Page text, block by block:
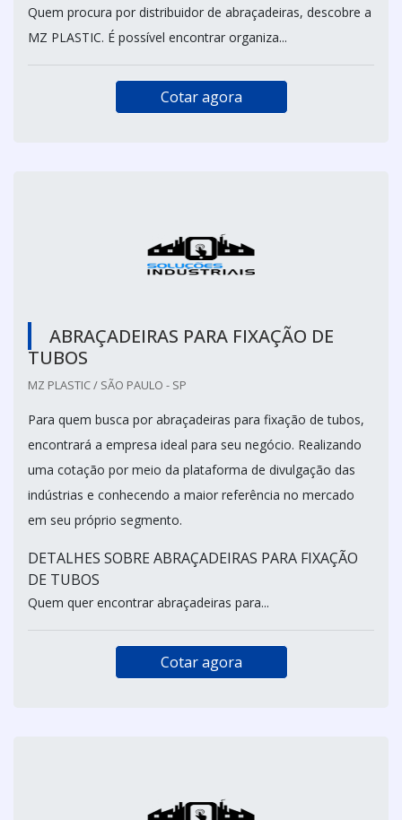
Quem procura por distribuidor de abraçadeiras, descobre a
MZ PLASTIC. É possível encontrar organiza...
Cotar agora
ABRAÇADEIRAS PARA FIXAÇÃO DE
TUBOS
MZ PLASTIC / SÃO PAULO - SP
Para quem busca por abraçadeiras para fixação de tubos,
encontrará a empresa ideal para seu negócio. Realizando
uma cotação por meio da plataforma de divulgação das
indústrias e conhecendo a maior referência no mercado
em seu próprio segmento.
DETALHES SOBRE ABRAÇADEIRAS PARA FIXAÇÃO
DE TUBOS
Quem quer encontrar abraçadeiras para...
Cotar agora